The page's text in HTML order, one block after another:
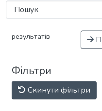
результатів
Фільтри
Скинути фільтри